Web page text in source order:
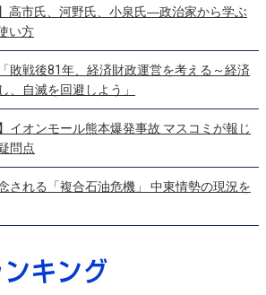
】高市氏、河野氏、小泉氏―政治家から学ぶ
い方
敗戦後81年、経済財政運営を考える～経済
、自滅を回避しよう」
イオンモール熊本爆発事故 マスコミが報じ
問点
される「複合石油危機」 中東情勢の現況を